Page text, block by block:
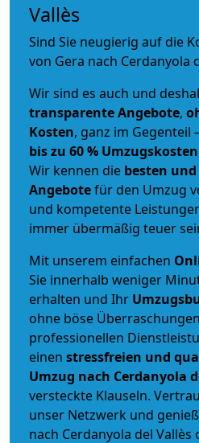
Vallès
Sind Sie neugierig auf die
von Gera nach Cerdanyola
Wir sind es auch und
transparente Angebote,
Kosten, ganz im Gegenteil
bis zu 60 %
Wir kennen die besten
Angebotefür den Umzug
und kompetente
immer übermäßig teuer
Mit unserem einfachen
Sie innerhalb weniger
erhalten und Ihr
ohne böse
professionellen
einen stressfreien und
Umzug nach Cerdanyola
versteckte Klauseln.
unser Netzwerk und
nach Cerdanyola del Vallès